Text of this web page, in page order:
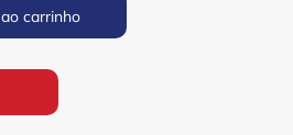
carrinho